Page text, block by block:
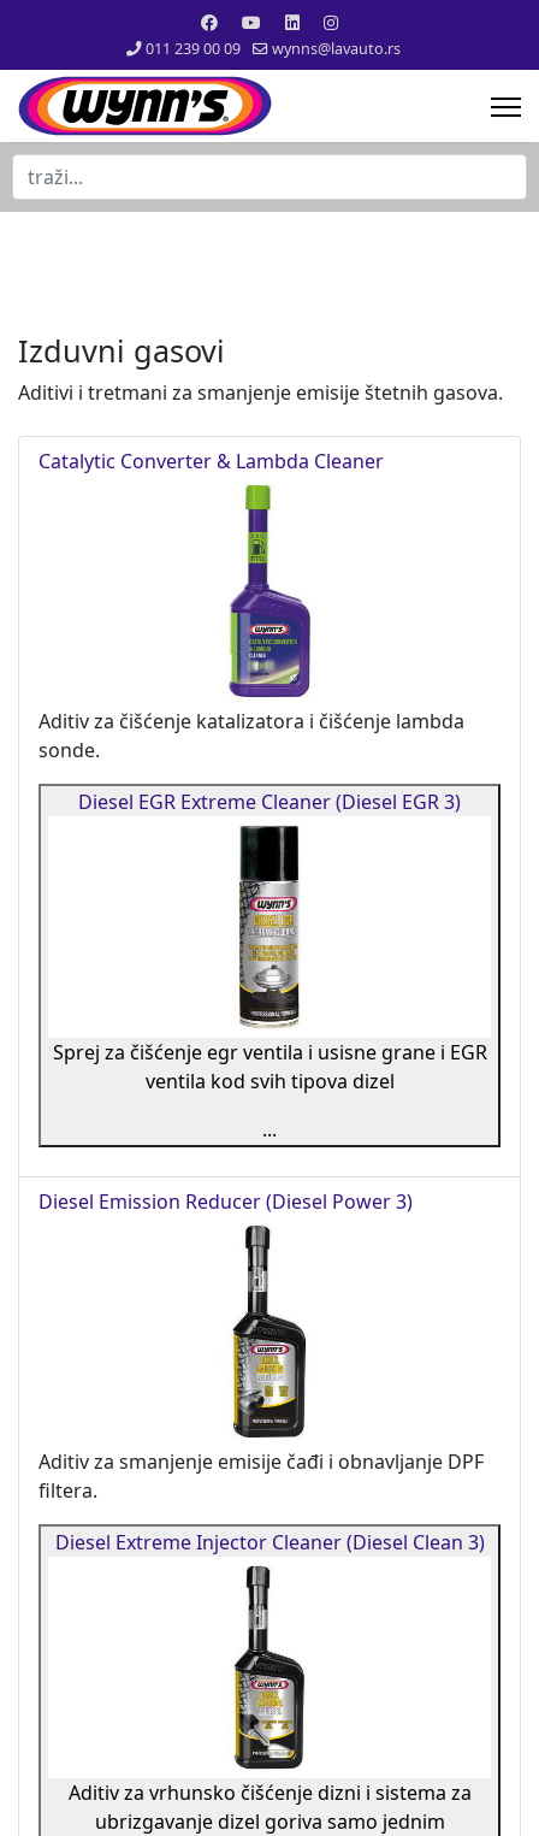
011 239 00 09 wynns@lavauto.rs
traži...
Izduvni gasovi
Aditivi i tretmani za smanjenje emisije štetnih gasova.
Catalytic Converter & Lambda Cleaner
Aditiv za čišćenje katalizatora i čišćenje lambda
sonde.
Diesel EGR Extreme Cleaner (Diesel EGR 3)
Sprej za čišćenje egr ventila i usisne grane i EGR
ventila kod svih tipova dizel
...
Diesel Emission Reducer (Diesel Power 3)
Aditiv za smanjenje emisije čađi i obnavljanje DPF
filtera.
Diesel Extreme Injector Cleaner (Diesel Clean 3)
Aditiv za vrhunsko čišćenje dizni i sistema za
ubrizgavanje dizel goriva samo jednim